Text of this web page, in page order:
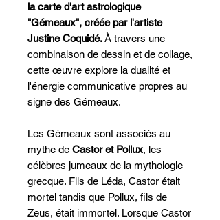
la carte d'art astrologique
"Gémeaux", créée par l'artiste
Justine Coquidé.À travers une
combinaison de dessin et de collage,
cette œuvre explore la dualité et
l'énergie communicative propres au
signe des Gémeaux.
Les Gémeaux sont associés au
mythe de Castor et Pollux, les
célèbres jumeaux de la mythologie
grecque. Fils de Léda, Castor était
mortel tandis que Pollux, fils de
Zeus, était immortel. Lorsque Castor